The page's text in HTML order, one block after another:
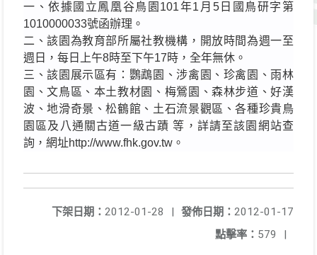
一、依據國立鳳凰谷鳥園101年1月5日國鳥研字第
1010000033號函辦理。
二、該園為教育部所屬社教機構，開放時間為週一至
週日，每日上午8時至下午17時，全年無休。
三、該園展示區有：鸚鵡園、涉禽園、珍禽園、雨林
園、文鳥區、本土教材園、梅鶯園、森林步道、好漢
波、地滑奇景、松鶴館、土石流景觀區、各種珍貴鳥
園區及八通關古道一級古蹟 等，詳請至該園網站查
詢，網址http://www.fhk.gov.tw。
發佈日期： 2012-01-17
下架日期： 2012-01-28
|
點擊率： 579 |